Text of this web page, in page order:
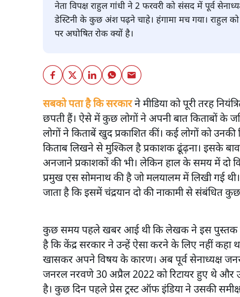
नेता विपक्ष राहुल गांधी ने 2 फरवरी को संसद में पूर्व
डेस्टिनी के कुछ अंश पढ़ने चाहे। हंगामा मच गया। राहुल
पर अघोषित रोक क्यों है।
सबको पता है कि सरकारने मीडिया को पूरी तरह
छपती हैं। ऐसे में कुछ लोगों ने अपनी बात किताबों के
लोगों ने किताबें खुद प्रकाशित कीं। कई लोगों को
किताब लिखने से मुश्किल है प्रकाशक ढूंढ़ना। इसके
अनजाने प्रकाशकों की भी। लेकिन हाल के समय में दो
प्रमुख एस सोमनाथ की है जो मलयालम में लिखी गई
जाता है कि इसमें चंद्रयान दो की नाकामी से संबंधित
कुछ समय पहले खबर आई थी कि लेखक ने इस पुस्तक
है कि केंद्र सरकार ने उन्हें ऐसा करने के लिए नहीं कहा
खासकर अपने विषय के कारण। अब पूर्व सेनाध्यक्ष
जनरल नरवणे 30 अप्रैल 2022 को रिटायर हुए थे और
है। कुछ दिन पहले प्रेस ट्रस्ट ऑफ इंडिया ने उसकी